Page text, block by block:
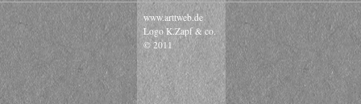
www.arttweb.de
Logo K.Zapf & co.
© 2011